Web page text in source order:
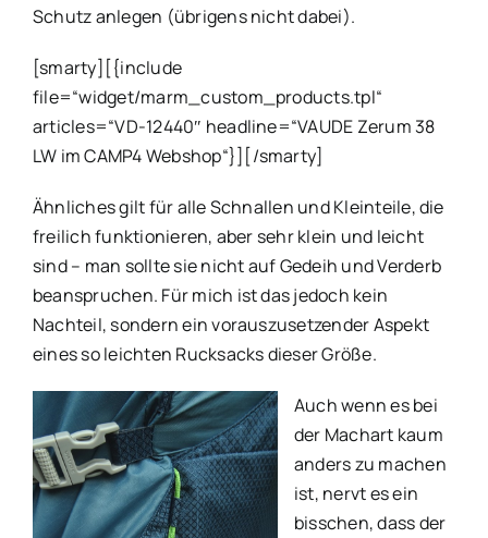
Schutz anlegen (übrigens nicht dabei).
[smarty][{include
file=“widget/marm_custom_products.tpl“
articles=“VD-12440″ headline=“VAUDE Zerum 38
LW im CAMP4 Webshop“}][/smarty]
Ähnliches gilt für alle Schnallen und Kleinteile, die
freilich funktionieren, aber sehr klein und leicht
sind – man sollte sie nicht auf Gedeih und Verderb
beanspruchen. Für mich ist das jedoch kein
Nachteil, sondern ein vorauszusetzender Aspekt
eines so leichten Rucksacks dieser Größe.
Auch wenn es bei
der Machart kaum
anders zu machen
ist, nervt es ein
bisschen, dass der